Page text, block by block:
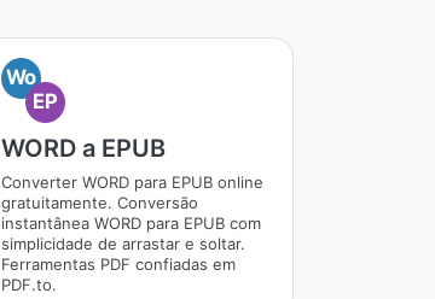
Wo
EP
WORD a EPUB
Converter WORD para EPUB online
gratuitamente. Conversão
instantânea WORD para EPUB com
simplicidade de arrastar e soltar.
Ferramentas PDF confiadas em
PDF.to.